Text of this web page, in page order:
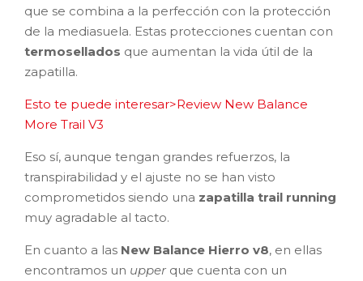
que se combina a la perfección con la protección
de la mediasuela. Estas protecciones cuentan con
termosellados que aumentan la vida útil de la
zapatilla.
Esto te puede interesar>Review New Balance
More Trail V3
Eso sí, aunque tengan grandes refuerzos, la
transpirabilidad y el ajuste no se han visto
comprometidos siendo una zapatilla trail running
muy agradable al tacto.
En cuanto a las New Balance Hierro v8, en ellas
encontramos un upper que cuenta con un